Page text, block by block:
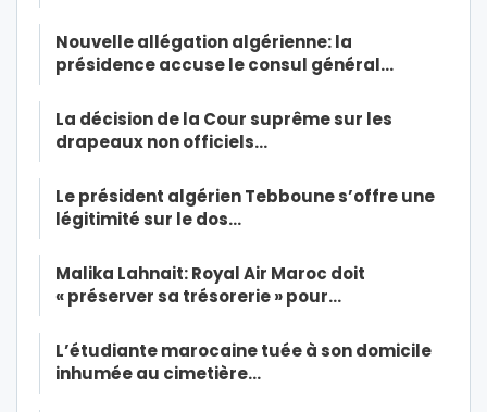
Nouvelle allégation algérienne: la
présidence accuse le consul général…
La décision de la Cour suprême sur les
drapeaux non officiels…
Le président algérien Tebboune s’offre une
légitimité sur le dos…
Malika Lahnait: Royal Air Maroc doit
« préserver sa trésorerie » pour…
L’étudiante marocaine tuée à son domicile
inhumée au cimetière…